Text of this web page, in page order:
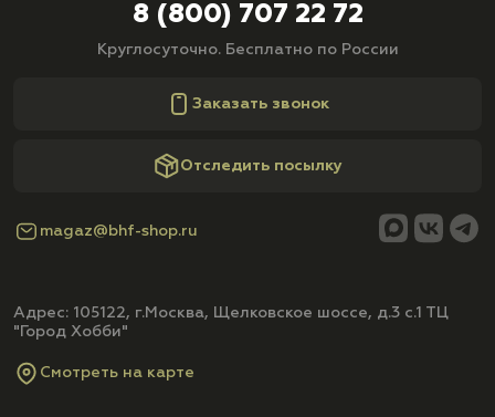
8 (800) 707 22 72
Круглосуточно. Бесплатно по России
Заказать звонок
Отследить посылку
magaz@bhf-shop.ru
Адрес: 105122, г.Москва, Щелковское шоссе, д.3 с.1 ТЦ
"Город Хобби"
Смотреть на карте